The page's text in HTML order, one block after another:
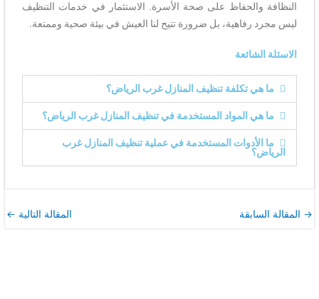
النظافة والحفاظ على صحة الأسرة. الاستثمار في خدمات التنظيف
ليس مجرد رفاهية، بل ضرورة تتيح لنا العيش في بيئة صحية وممتعة.
الاسئلة الشائعة
ما هي تكلفة تنظيف المنازل غرب الرياض؟
ما هي المواد المستخدمة في تنظيف المنازل غرب الرياض؟
ما الأدوات المستخدمة في عملية تنظيف المنازل غرب
الرياض؟
→ المقالة السابقة المقالة التالية ←